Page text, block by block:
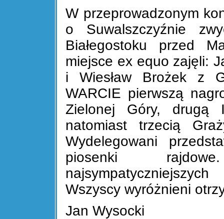
W przeprowadzonym
o Suwalszczyźnie
Białegostoku przed
miejsce ex equo zajęli:
i Wiesław Brożek z
WARCIE pierwszą
Zielonej Góry, drugą
natomiast trzecią
Wydelegowani
piosenki
Wszyscy wyróżnieni
Jan Wysocki